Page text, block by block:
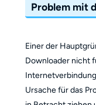
Problem mit
Einer der
Downloader nicht
Ursache für das